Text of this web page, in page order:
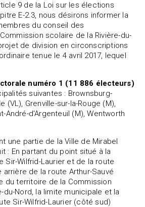
9 de la Loi sur les élections
E-2.3, nous désirons informer la
du conseil des
scolaire de la Rivière-du-
de division en circonscriptions
tenue le 4 avril 2017, lequel
numéro 1 (11 886 électeurs)
suivantes : Brownsburg-
(VL), Grenville-sur-la-Rouge (M),
André-d'Argenteuil (M), Wentworth
une partie de la Ville de Mirabel
: En partant du point situé à la
Sir-Wilfrid-Laurier et de la route
arrière de la route Arthur-Sauvé
du territoire de la Commission
du-Nord, la limite municipale et la
Sir-Wilfrid-Laurier (côté sud)